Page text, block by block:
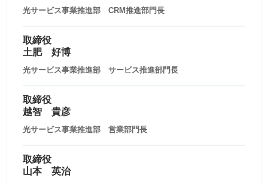
光サービス事業推進部 CRM推進部門長
取締役
土肥 好博
光サービス事業推進部 サービス推進部門長
取締役
越智 貴彦
光サービス事業推進部 営業部門長
取締役
山本 英治